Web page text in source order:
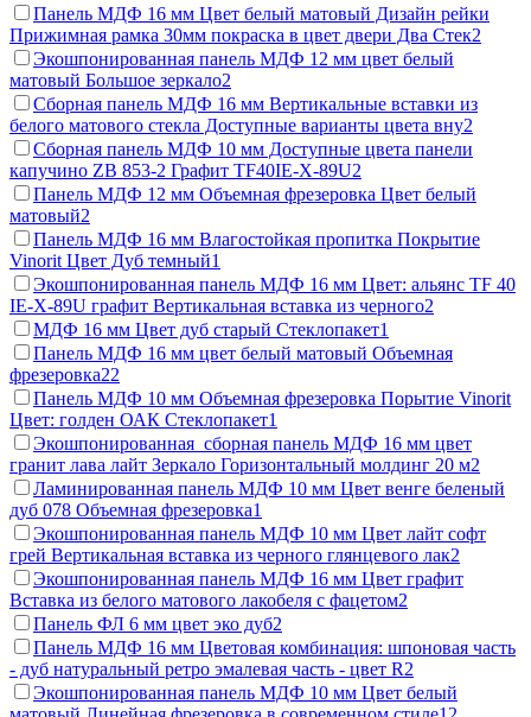
Панель МДФ 16 мм Цвет белый матовый Дизайн рейки
Прижимная рамка 30мм покраска в цвет двери Два Стек2
Экошпонированная панель МДФ 12 мм цвет белый
матовый Большое зеркало2
Сборная панель МДФ 16 мм Вертикальные вставки из
белого матового стекла Доступные варианты цвета вну2
Сборная панель МДФ 10 мм Доступные цвета панели
капучино ZB 853-2 Графит TF40IE-X-89U2
Панель МДФ 12 мм Объемная фрезеровка Цвет белый
матовый2
Панель МДФ 16 мм Влагостойкая пропитка Покрытие
Vinorit Цвет Дуб темный1
Экошпонированная панель МДФ 16 мм Цвет: альянс TF 40
IE-X-89U графит Вертикальная вставка из черного2
МДФ 16 мм Цвет дуб старый Стеклопакет1
Панель МДФ 16 мм цвет белый матовый Объемная
фрезеровка22
Панель МДФ 10 мм Объемная фрезеровка Порытие Vinorit
Цвет: голден ОАК Стеклопакет1
Экошпонированная сборная панель МДФ 16 мм цвет
гранит лава лайт Зеркало Горизонтальный молдинг 20 м2
Ламинированная панель МДФ 10 мм Цвет венге беленый
дуб 078 Объемная фрезеровка1
Экошпонированная панель МДФ 10 мм Цвет лайт софт
грей Вертикальная вставка из черного глянцевого лак2
Экошпонированная панель МДФ 16 мм Цвет графит
Вставка из белого матового лакобеля с фацетом2
Панель ФЛ 6 мм цвет эко дуб2
Панель МДФ 16 мм Цветовая комбинация: шпоновая часть
- дуб натуральный ретро эмалевая часть - цвет R2
Экошпонированная панель МДФ 10 мм Цвет белый